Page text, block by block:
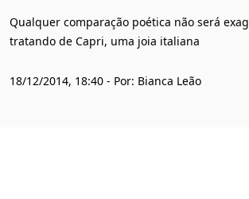
Qualquer comparação poética não será
tratando de Capri, uma joia italiana
18/12/2014, 18:40 - Por: Bianca Leão